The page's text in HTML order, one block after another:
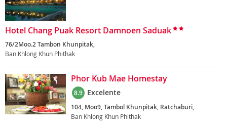
Hotel Chang Puak Resort Damnoen Saduak
76/2Moo.2 Tambon Khunpitak,
Ban Khlong Khun Phithak
Phor Kub Mae Homestay
8.9 Excelente
104, Moo9, Tambol Khunpitak, Ratchaburi,
Ban Khlong Khun Phithak